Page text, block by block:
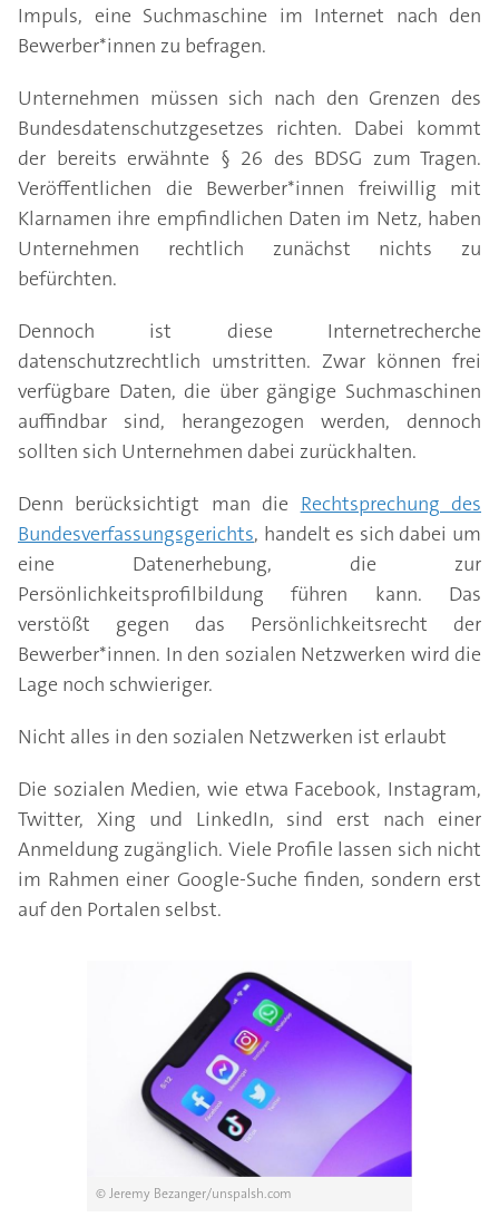
Impuls, eine Suchmaschine im Internet nach den
Bewerber*innen zu befragen.
Unternehmen müssen sich nach den Grenzen des
Bundesdatenschutzgesetzes richten. Dabei kommt
der bereits erwähnte § 26 des BDSG zum Tragen.
Veröffentlichen die Bewerber*innen freiwillig mit
Klarnamen ihre empfindlichen Daten im Netz, haben
Unternehmen rechtlich zunächst nichts zu
befürchten.
Dennoch ist diese Internetrecherche
datenschutzrechtlich umstritten. Zwar können frei
verfügbare Daten, die über gängige Suchmaschinen
auffindbar sind, herangezogen werden, dennoch
sollten sich Unternehmen dabei zurückhalten.
Denn berücksichtigt man die Rechtsprechung des
Bundesverfassungsgerichts, handelt es sich dabei um
eine Datenerhebung, die zur
Persönlichkeitsprofilbildung führen kann. Das
verstößt gegen das Persönlichkeitsrecht der
Bewerber*innen. In den sozialen Netzwerken wird die
Lage noch schwieriger.
Nicht alles in den sozialen Netzwerken ist erlaubt
Die sozialen Medien, wie etwa Facebook, Instagram,
Twitter, Xing und LinkedIn, sind erst nach einer
Anmeldung zugänglich. Viele Profile lassen sich nicht
im Rahmen einer Google-Suche finden, sondern erst
auf den Portalen selbst.
© Jeremy Bezanger/unspalsh.com